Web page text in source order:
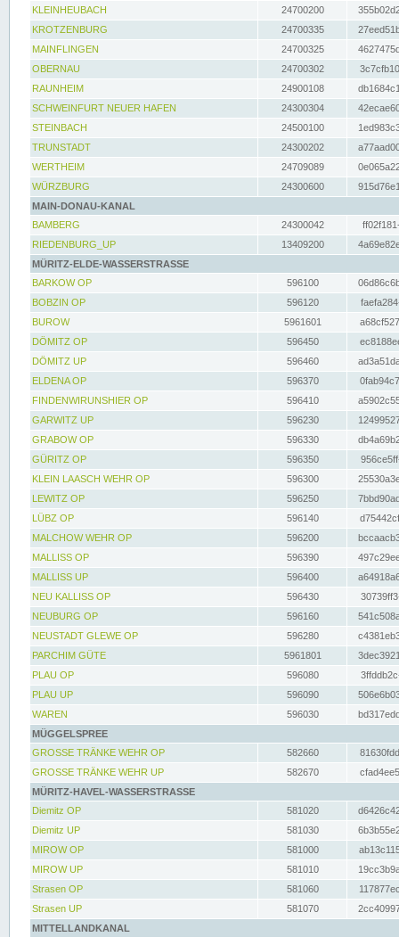
KLEINHEUBACH 24700200
KROTZENBURG
24700335
MAINFLINGEN
24700325
OBERNAU
24700302
RAUNHEIM
24900108
SCHWEINFURT NEUER HAFEN
24300304
STEINBACH
24500100
TRUNSTADT
24300202
WERTHEIM
24709089
WÜRZBURG
24300600
MAIN-DONAU-KANAL
BAMBERG
24300042
RIEDENBURG_UP
13409200
MÜRITZ-ELDE-WASSERSTRASSE
BARKOW OP
596100
BOBZIN OP
596120
BUROW
5961601
DÖMITZ OP
596450
DÖMITZ UP
596460
ELDENA OP
596370
FINDENWIRUNSHIER OP
596410
GARWITZ UP
596230
GRABOW OP
596330
GÜRITZ OP
596350
KLEIN LAASCH WEHR OP
596300
LEWITZ OP
596250
LÜBZ OP
596140
MALCHOW WEHR OP
596200
MALLISS OP
596390
MALLISS UP
596400
NEU KALLISS OP
596430
NEUBURG OP
596160
NEUSTADT GLEWE OP
596280
PARCHIM GÜTE
5961801
PLAU OP
596080
PLAU UP
596090
WAREN
596030
MÜGGELSPREE
GROSSE TRÄNKE WEHR OP
582660
GROSSE TRÄNKE WEHR UP
582670
MÜRITZ-HAVEL-WASSERSTRASSE
Diemitz OP
581020
Diemitz UP
581030
MIROW OP
581000
MIROW UP
581010
Strasen OP
581060
Strasen UP
581070
MITTELLANDKANAL